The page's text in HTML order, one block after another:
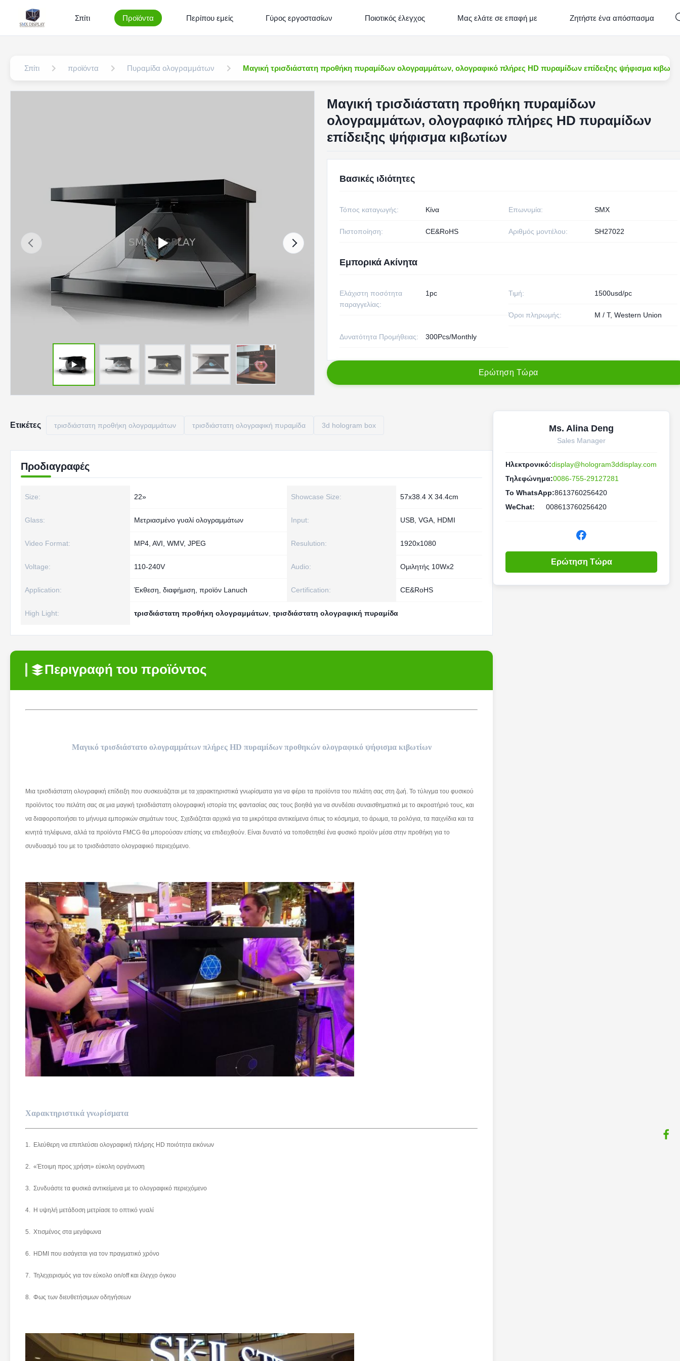
Σπίτι Προϊόντα Περίπου εμείς Γύρος εργοστασίων Ποιοτικός έλεγχος Μας ελάτε σε επαφή με Ζητήστε ένα απόσπασμα
Σπίτι προϊόντα Πυραμίδα ολογραμμάτων Μαγική τρισδιάστατη προθήκη πυραμίδων ολογραμμάτων, ολογραφικό πλήρες HD πυραμίδων επίδειξης ψήφισμα
Μαγική τρισδιάστατη προθήκη πυραμίδων
ολογραμμάτων, ολογραφικό πλήρες HD πυραμίδων
επίδειξης ψήφισμα κιβωτίων
Βασικές ιδιότητες
Τόπος καταγωγής: Κίνα Επωνυμία: SMX
Πιστοποίηση: CE&RoHS Αριθμός μοντέλου: SH27022
Εμπορικά Ακίνητα
Ελάχιστη ποσότητα
παραγγελίας:
1pc Τιμή: 1500usd/pc
Όροι πληρωμής: Μ / Τ, Western Union
Δυνατότητα Προμήθειας: 300Pcs/Monthly
Ερώτηση Τώρα
Ετικέτες τρισδιάστατη προθήκη ολογραμμάτων τρισδιάστατη ολογραφική πυραμίδα 3d hologram box
Προδιαγραφές
Size: 22» Showcase Size: 57x38.4 Χ 34.4cm
Glass: Μετριασμένο γυαλί ολογραμμάτων Input: USB, VGA, HDMI
Video Format: MP4, AVI, WMV, JPEG Resulution: 1920x1080
Voltage: 110-240V Audio: Ομιλητής 10Wx2
Application: Έκθεση, διαφήμιση, προϊόν Lanuch Certification: CE&RoHS
High Light: τρισδιάστατη προθήκη ολογραμμάτων τρισδιάστατη ολογραφική πυραμίδα
Περιγραφή του προϊόντος
Μαγικό τρισδιάστατο ολογραμμάτων πλήρες HD πυραμίδων προθηκών ολογραφικό ψήφισμα κιβωτίων
Μια τρισδιάστατη ολογραφική επίδειξη που συσκευάζεται με τα χαρακτηριστικά γνωρίσματα για να φέρει τα προϊόντα του πελάτη σας στη ζωή. Το τύλιγμα του φυσικού
προϊόντος του πελάτη σας σε μια μαγική τρισδιάστατη ολογραφική ιστορία της φαντασίας σας τους βοηθά για να συνδέσει συναισθηματικά με το ακροατήριό τους, και
να διαφοροποιήσει το μήνυμα εμπορικών σημάτων τους. Σχεδιάζεται αρχικά για τα μικρότερα αντικείμενα όπως το κόσμημα, το άρωμα, τα ρολόγια, τα παιχνίδια και τα
κινητά τηλέφωνα, αλλά τα προϊόντα FMCG θα μπορούσαν επίσης να επιδειχθούν. Είναι δυνατό να τοποθετηθεί ένα φυσικό προϊόν μέσα στην προθήκη για το
συνδυασμό του με το τρισδιάστατο ολογραφικό περιεχόμενο.
Χαρακτηριστικά γνωρίσματα
1. Ελεύθερη να επιπλεύσει ολογραφική πλήρης HD ποιότητα εικόνων
2. «Έτοιμη προς χρήση» εύκολη οργάνωση
3. Συνδυάστε τα φυσικά αντικείμενα με το ολογραφικό περιεχόμενο
4. Η υψηλή μετάδοση μετρίασε το οπτικό γυαλί
5. Χτισμένος στα μεγάφωνα
6. HDMI που εισάγεται για τον πραγματικό χρόνο
7. Τηλεχειρισμός για τον εύκολο on/off και έλεγχο όγκου
8. Φως των διευθετήσιμων οδηγήσεων
Ms. Alina Deng
Sales Manager
Ηλεκτρονικό:display@hologram3ddisplay.com
Τηλεφώνημα:0086-755-29127281
Το WhatsApp:8613760256420
WeChat:
008613760256420
Ερώτηση Τώρα